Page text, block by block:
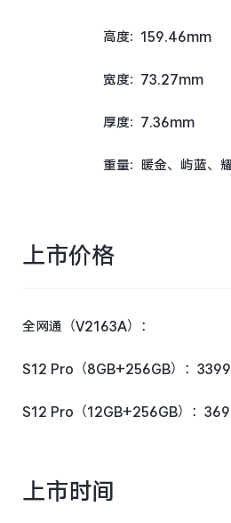
X60 曲屏版
全部X机型
S7
Y53s
Y50t
全部Y机型
iQOO U5
iQOO Z5
全部iQOO机型
高度: 159.46mm
宽度: 73.27mm
厚度: 7.36mm
重量: 暖金、屿蓝、
上市价格
全网通（V2163A）：
S12 Pro（8GB+256GB）：
S12 Pro（12GB+256GB）：
上市时间